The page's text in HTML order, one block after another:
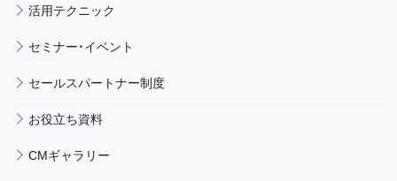
活用テクニック
セミナー・イベント
セールスパートナー制度
お役立ち資料
CMギャラリー